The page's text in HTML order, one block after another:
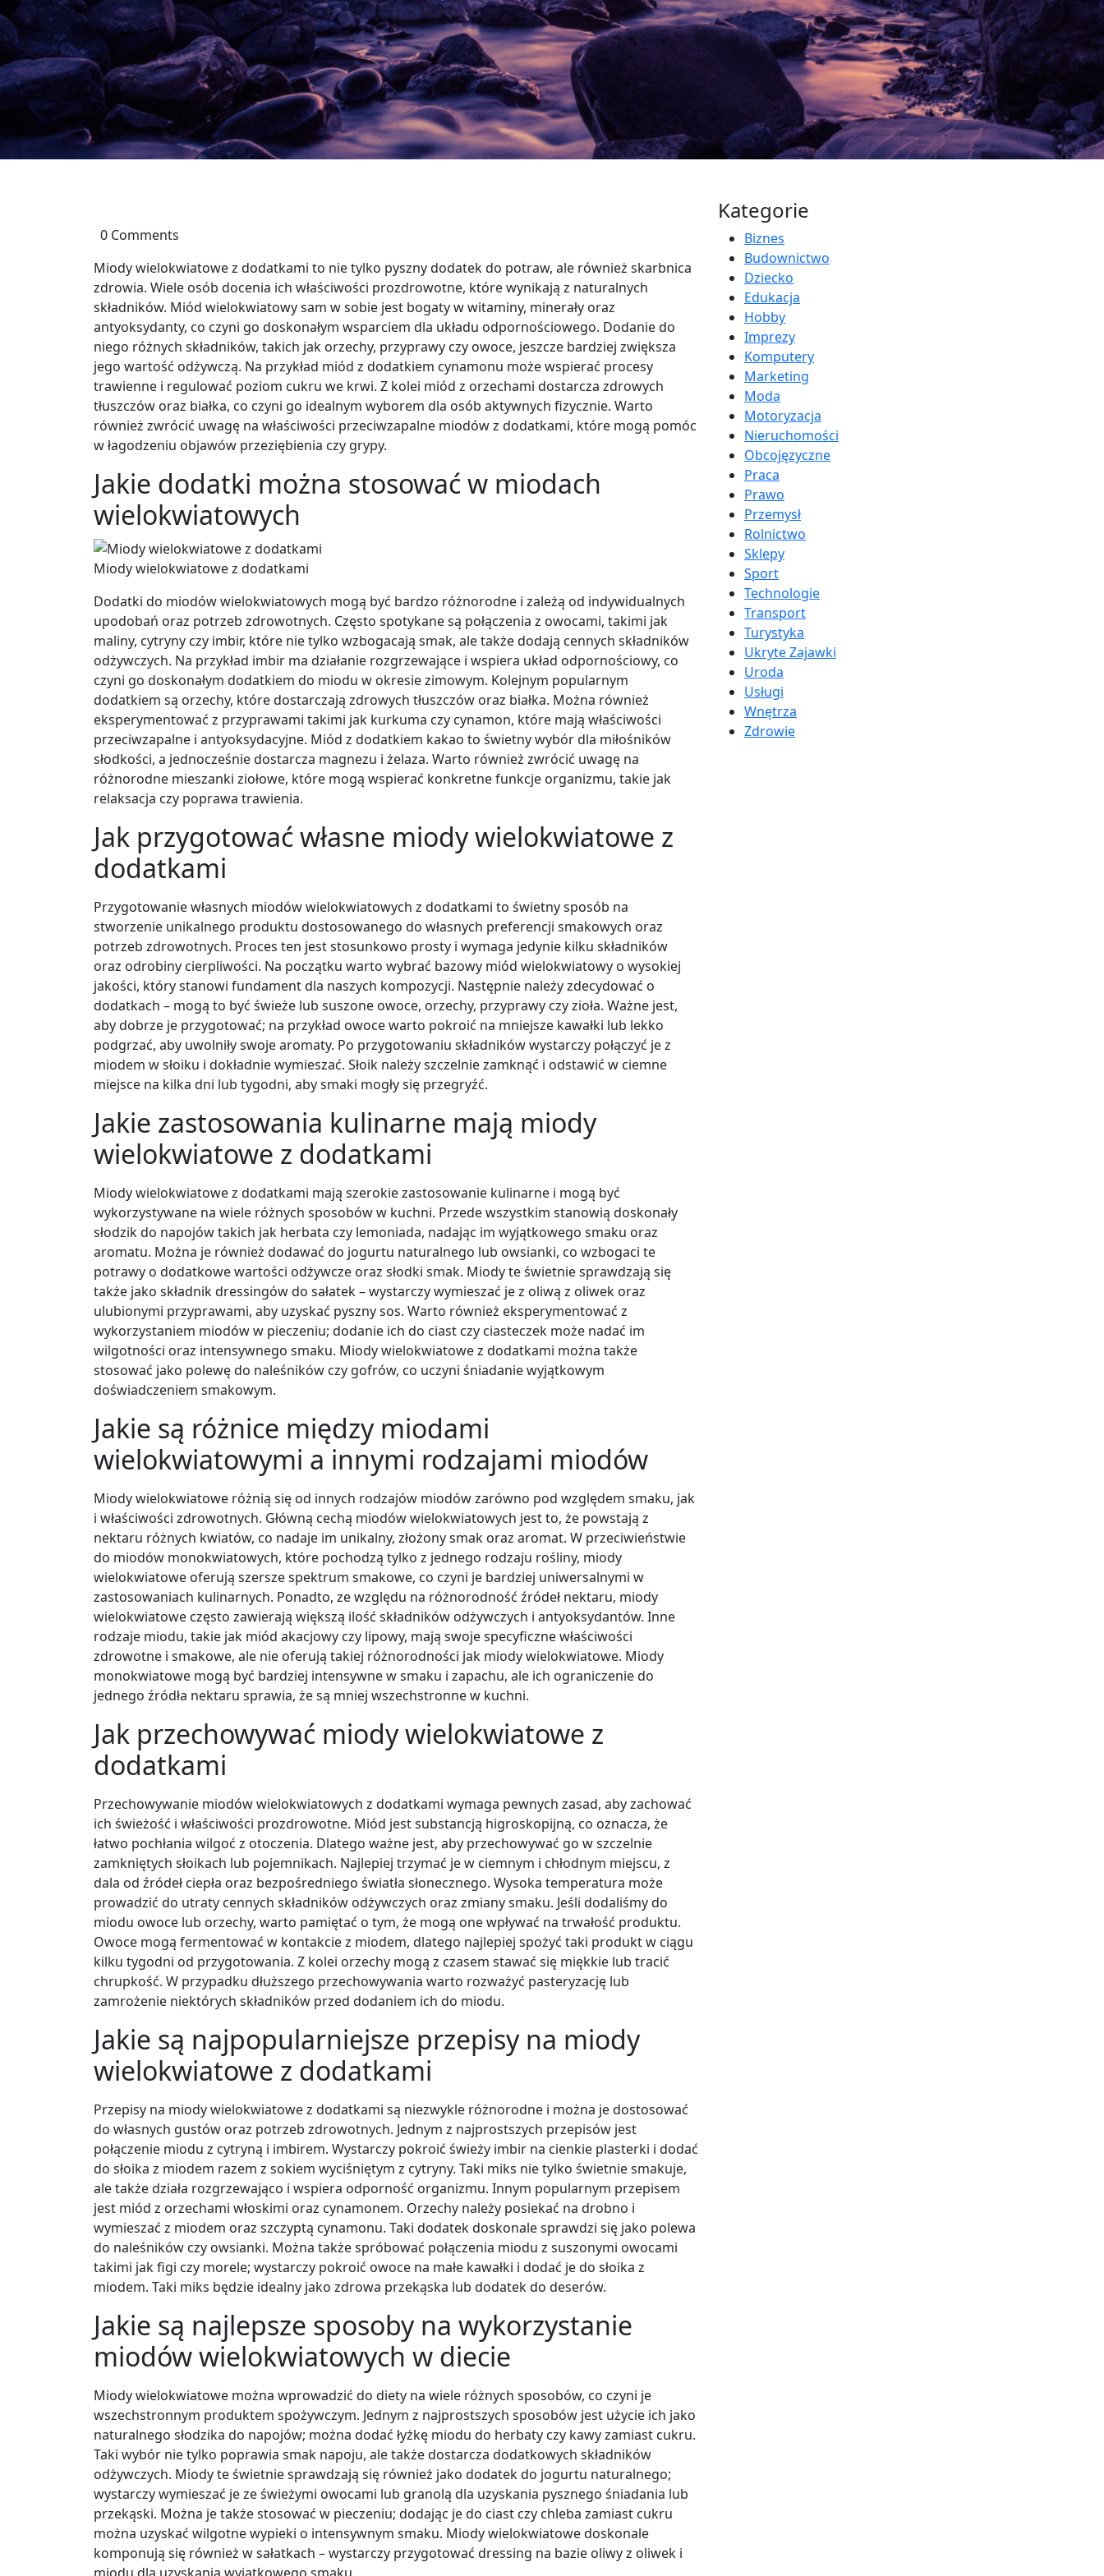
0 Comments
Miody wielokwiatowe z dodatkami to nie tylko pyszny dodatek do potraw, ale również skarbnica
zdrowia. Wiele osób docenia ich właściwości prozdrowotne, które wynikają z naturalnych
składników. Miód wielokwiatowy sam w sobie jest bogaty w witaminy, minerały oraz
antyoksydanty, co czyni go doskonałym wsparciem dla układu odpornościowego. Dodanie do
niego różnych składników, takich jak orzechy, przyprawy czy owoce, jeszcze bardziej zwiększa
jego wartość odżywczą. Na przykład miód z dodatkiem cynamonu może wspierać procesy
trawienne i regulować poziom cukru we krwi. Z kolei miód z orzechami dostarcza zdrowych
tłuszczów oraz białka, co czyni go idealnym wyborem dla osób aktywnych fizycznie. Warto
również zwrócić uwagę na właściwości przeciwzapalne miodów z dodatkami, które mogą pomóc
w łagodzeniu objawów przeziębienia czy grypy.
Jakie dodatki można stosować w miodach
wielokwiatowych
Miody wielokwiatowe z dodatkami
Dodatki do miodów wielokwiatowych mogą być bardzo różnorodne i zależą od indywidualnych
upodobań oraz potrzeb zdrowotnych. Często spotykane są połączenia z owocami, takimi jak
maliny, cytryny czy imbir, które nie tylko wzbogacają smak, ale także dodają cennych składników
odżywczych. Na przykład imbir ma działanie rozgrzewające i wspiera układ odpornościowy, co
czyni go doskonałym dodatkiem do miodu w okresie zimowym. Kolejnym popularnym
dodatkiem są orzechy, które dostarczają zdrowych tłuszczów oraz białka. Można również
eksperymentować z przyprawami takimi jak kurkuma czy cynamon, które mają właściwości
przeciwzapalne i antyoksydacyjne. Miód z dodatkiem kakao to świetny wybór dla miłośników
słodkości, a jednocześnie dostarcza magnezu i żelaza. Warto również zwrócić uwagę na
różnorodne mieszanki ziołowe, które mogą wspierać konkretne funkcje organizmu, takie jak
relaksacja czy poprawa trawienia.
Jak przygotować własne miody wielokwiatowe z
dodatkami
Przygotowanie własnych miodów wielokwiatowych z dodatkami to świetny sposób na
stworzenie unikalnego produktu dostosowanego do własnych preferencji smakowych oraz
potrzeb zdrowotnych. Proces ten jest stosunkowo prosty i wymaga jedynie kilku składników
oraz odrobiny cierpliwości. Na początku warto wybrać bazowy miód wielokwiatowy o wysokiej
jakości, który stanowi fundament dla naszych kompozycji. Następnie należy zdecydować o
dodatkach – mogą to być świeże lub suszone owoce, orzechy, przyprawy czy zioła. Ważne jest,
aby dobrze je przygotować; na przykład owoce warto pokroić na mniejsze kawałki lub lekko
podgrzać, aby uwolniły swoje aromaty. Po przygotowaniu składników wystarczy połączyć je z
miodem w słoiku i dokładnie wymieszać. Słoik należy szczelnie zamknąć i odstawić w ciemne
miejsce na kilka dni lub tygodni, aby smaki mogły się przegryźć.
Jakie zastosowania kulinarne mają miody
wielokwiatowe z dodatkami
Miody wielokwiatowe z dodatkami mają szerokie zastosowanie kulinarne i mogą być
wykorzystywane na wiele różnych sposobów w kuchni. Przede wszystkim stanowią doskonały
słodzik do napojów takich jak herbata czy lemoniada, nadając im wyjątkowego smaku oraz
aromatu. Można je również dodawać do jogurtu naturalnego lub owsianki, co wzbogaci te
potrawy o dodatkowe wartości odżywcze oraz słodki smak. Miody te świetnie sprawdzają się
także jako składnik dressingów do sałatek – wystarczy wymieszać je z oliwą z oliwek oraz
ulubionymi przyprawami, aby uzyskać pyszny sos. Warto również eksperymentować z
wykorzystaniem miodów w pieczeniu; dodanie ich do ciast czy ciasteczek może nadać im
wilgotności oraz intensywnego smaku. Miody wielokwiatowe z dodatkami można także
stosować jako polewę do naleśników czy gofrów, co uczyni śniadanie wyjątkowym
doświadczeniem smakowym.
Jakie są różnice między miodami
wielokwiatowymi a innymi rodzajami miodów
Miody wielokwiatowe różnią się od innych rodzajów miodów zarówno pod względem smaku, jak
i właściwości zdrowotnych. Główną cechą miodów wielokwiatowych jest to, że powstają z
nektaru różnych kwiatów, co nadaje im unikalny, złożony smak oraz aromat. W przeciwieństwie
do miodów monokwiatowych, które pochodzą tylko z jednego rodzaju rośliny, miody
wielokwiatowe oferują szersze spektrum smakowe, co czyni je bardziej uniwersalnymi w
zastosowaniach kulinarnych. Ponadto, ze względu na różnorodność źródeł nektaru, miody
wielokwiatowe często zawierają większą ilość składników odżywczych i antyoksydantów. Inne
rodzaje miodu, takie jak miód akacjowy czy lipowy, mają swoje specyficzne właściwości
zdrowotne i smakowe, ale nie oferują takiej różnorodności jak miody wielokwiatowe. Miody
monokwiatowe mogą być bardziej intensywne w smaku i zapachu, ale ich ograniczenie do
jednego źródła nektaru sprawia, że są mniej wszechstronne w kuchni.
Jak przechowywać miody wielokwiatowe z
dodatkami
Przechowywanie miodów wielokwiatowych z dodatkami wymaga pewnych zasad, aby zachować
ich świeżość i właściwości prozdrowotne. Miód jest substancją higroskopijną, co oznacza, że
łatwo pochłania wilgoć z otoczenia. Dlatego ważne jest, aby przechowywać go w szczelnie
zamkniętych słoikach lub pojemnikach. Najlepiej trzymać je w ciemnym i chłodnym miejscu, z
dala od źródeł ciepła oraz bezpośredniego światła słonecznego. Wysoka temperatura może
prowadzić do utraty cennych składników odżywczych oraz zmiany smaku. Jeśli dodaliśmy do
miodu owoce lub orzechy, warto pamiętać o tym, że mogą one wpływać na trwałość produktu.
Owoce mogą fermentować w kontakcie z miodem, dlatego najlepiej spożyć taki produkt w ciągu
kilku tygodni od przygotowania. Z kolei orzechy mogą z czasem stawać się miękkie lub tracić
chrupkość. W przypadku dłuższego przechowywania warto rozważyć pasteryzację lub
zamrożenie niektórych składników przed dodaniem ich do miodu.
Jakie są najpopularniejsze przepisy na miody
wielokwiatowe z dodatkami
Przepisy na miody wielokwiatowe z dodatkami są niezwykle różnorodne i można je dostosować
do własnych gustów oraz potrzeb zdrowotnych. Jednym z najprostszych przepisów jest
połączenie miodu z cytryną i imbirem. Wystarczy pokroić świeży imbir na cienkie plasterki i dodać
do słoika z miodem razem z sokiem wyciśniętym z cytryny. Taki miks nie tylko świetnie smakuje,
ale także działa rozgrzewająco i wspiera odporność organizmu. Innym popularnym przepisem
jest miód z orzechami włoskimi oraz cynamonem. Orzechy należy posiekać na drobno i
wymieszać z miodem oraz szczyptą cynamonu. Taki dodatek doskonale sprawdzi się jako polewa
do naleśników czy owsianki. Można także spróbować połączenia miodu z suszonymi owocami
takimi jak figi czy morele; wystarczy pokroić owoce na małe kawałki i dodać je do słoika z
miodem. Taki miks będzie idealny jako zdrowa przekąska lub dodatek do deserów.
Jakie są najlepsze sposoby na wykorzystanie
miodów wielokwiatowych w diecie
Miody wielokwiatowe można wprowadzić do diety na wiele różnych sposobów, co czyni je
wszechstronnym produktem spożywczym. Jednym z najprostszych sposobów jest użycie ich jako
naturalnego słodzika do napojów; można dodać łyżkę miodu do herbaty czy kawy zamiast cukru.
Taki wybór nie tylko poprawia smak napoju, ale także dostarcza dodatkowych składników
odżywczych. Miody te świetnie sprawdzają się również jako dodatek do jogurtu naturalnego;
wystarczy wymieszać je ze świeżymi owocami lub granolą dla uzyskania pysznego śniadania lub
przekąski. Można je także stosować w pieczeniu; dodając je do ciast czy chleba zamiast cukru
można uzyskać wilgotne wypieki o intensywnym smaku. Miody wielokwiatowe doskonale
komponują się również w sałatkach – wystarczy przygotować dressing na bazie oliwy z oliwek i
Kategorie
Biznes
Budownictwo
Dziecko
Edukacja
Hobby
Imprezy
Komputery
Marketing
Moda
Motoryzacja
Nieruchomości
Obcojęzyczne
Praca
Prawo
Przemysł
Rolnictwo
Sklepy
Sport
Technologie
Transport
Turystyka
Ukryte Zajawki
Uroda
Usługi
Wnętrza
Zdrowie